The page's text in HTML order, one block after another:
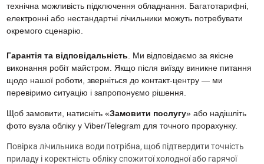
технічна можливість підключення обладнання. Багатотарифні,
електронні або нестандартні лічильники можуть потребувати
окремого сценарію.
Гарантія та відповідальність . Ми відповідаємо за якісне
виконання робіт майстром. Якщо після виїзду виникне питання
щодо нашої роботи, зверніться до контакт-центру — ми
перевіримо ситуацію і запропонуємо рішення.
Щоб замовити, натисніть «Замовити послугу» або надішліть
фото вузла обліку у Viber/Telegram для точного прорахунку.
Повірка лічильника води потрібна, щоб підтвердити точність
приладу і коректність обліку спожитої холодної або гарячої